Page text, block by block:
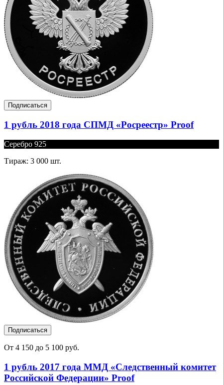
Подписаться
1 рубль 2018 года СПМД «Росреестр» Proof
Серебро 925
Тираж: 3 000 шт.
Подписаться
От 4 150 до 5 100 руб.
1 рубль 2017 года ММД «Следственный комитет
Российской Федерации» Proof